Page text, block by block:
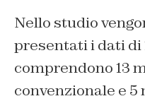
Nello studio
presentati i dati di
comprendono 13
convenzionale e